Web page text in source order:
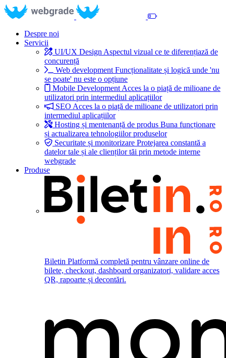
Despre noi
Servicii
UI/UX Design Aspectul vizual ce te diferențiază de
concurență
Web development Funcționalitate și logică unde 'nu
se poate' nu este o opțiune
Mobile Development Acces la o piață de milioane de
utilizatori prin intermediul aplicațiilor
SEO Acces la o piață de milioane de utilizatori prin
intermediul aplicațiilor
Hosting și mentenanță de produs Buna funcționare
și actualizarea tehnologiilor produselor
Securitate și monitorizare Protejarea constantă a
datelor tale și ale clienților tăi prin metode interne
webgrade
Produse
Biletin Platformă completă pentru vânzare online de
bilete, checkout, dashboard organizatori, validare acces
QR, rapoarte și decontări.